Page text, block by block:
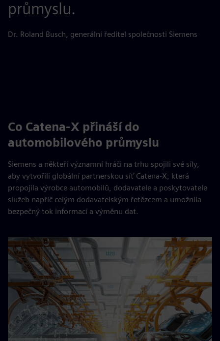
průmyslu.
Dr. Roland Busch, generální ředitel společnosti Siemens
Co Catena-X přináší do
automobilového průmyslu
Siemens a někteří významní hráči na trhu spojili své síly,
aby vytvořili globální partnerskou síť Catena-X, která
propojila výrobce automobilů, dodavatele a poskytovatele
služeb napříč celým dodavatelským řetězcem a umožnila
bezpečný tok informací a výměnu dat.